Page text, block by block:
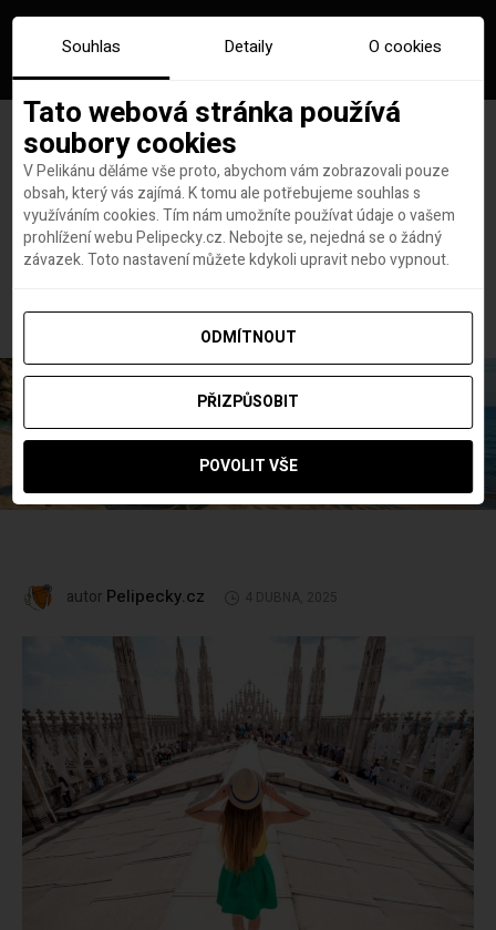
Hlavní stránka Letenky
Evropa
Vyraz v létě do Milána z Bratislavy od 1 337 Kč
Vyraz v létě do Milána z
Bratislavy od 1 337 Kč
autor Pelipecky.cz 4 DUBNA, 2025
Souhlas Detaily O cookies
Tato webová stránka používá
soubory cookies
V Pelikánu děláme vše proto, abychom vám zobrazovali pouze
obsah, který vás zajímá. K tomu ale potřebujeme souhlas s
využíváním cookies. Tím nám umožníte používat údaje o vašem
prohlížení webu Pelipecky.cz. Nebojte se, nejedná se o žádný
závazek. Toto nastavení můžete kdykoli upravit nebo vypnout.
ODMÍTNOUT
PŘIZPŮSOBIT
POVOLIT VŠE